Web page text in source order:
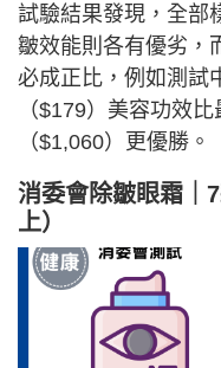
試驗結果發現，全部
皺效能則各有優劣，
必成正比，例如測試
（$179）美容功效
（$1,060）更優勝。
消委會除皺眼霜｜
上）